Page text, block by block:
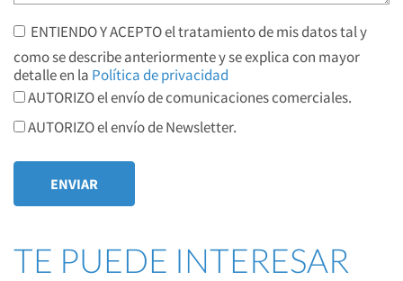
ENTIENDO Y ACEPTO el tratamiento de mis datos tal y
como se describe anteriormente y se explica con mayor
detalle en la Política de privacidad
AUTORIZO el envío de comunicaciones comerciales.
AUTORIZO el envío de Newsletter.
TE PUEDE INTERESAR